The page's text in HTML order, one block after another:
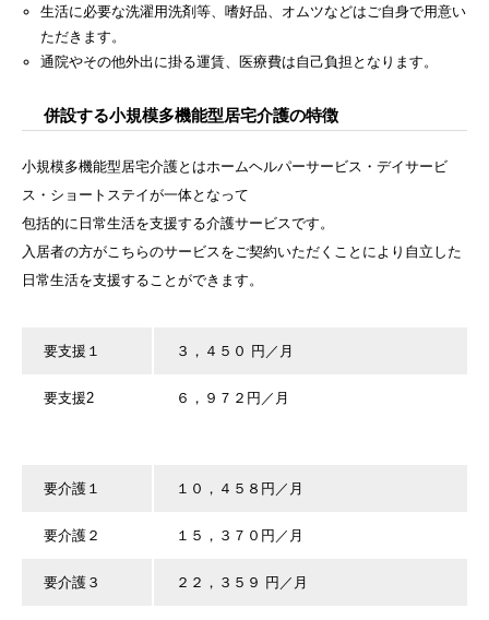
生活に必要な洗濯用洗剤等、嗜好品、オムツなどはご自身で用意い
ただきます。
通院やその他外出に掛る運賃、医療費は自己負担となります。
併設する小規模多機能型居宅介護の特徴
小規模多機能型居宅介護とはホームヘルパーサービス・デイサービ
ス・ショートステイが一体となって
包括的に日常生活を支援する介護サービスです。
入居者の方がこちらのサービスをご契約いただくことにより自立した
日常生活を支援することができます。
要支援１ ３，４５０ 円／月
要支援2 ６，９７２円／月
要介護１ １０，４５８円／月
要介護２ １５，３７０円／月
要介護３ ２２，３５９ 円／月